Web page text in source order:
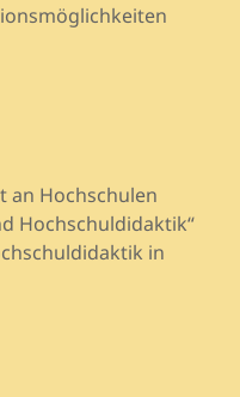
an Hochschulen
Hochschuldidaktik“
in